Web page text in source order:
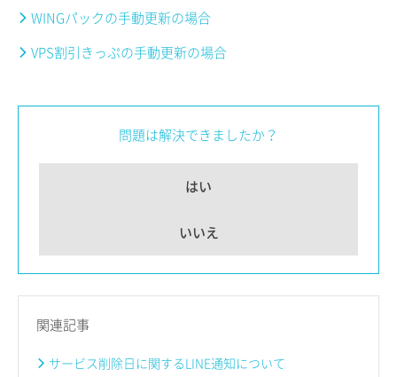
WINGパックの手動更新の場合
VPS割引きっぷの手動更新の場合
問題は解決できましたか？
はい
いいえ
関連記事
サービス削除日に関するLINE通知について